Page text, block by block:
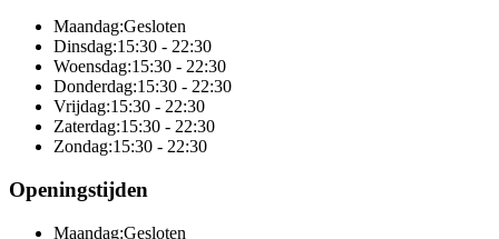
Maandag:Gesloten
Dinsdag:15:30 - 22:30
Woensdag:15:30 - 22:30
Donderdag:15:30 - 22:30
Vrijdag:15:30 - 22:30
Zaterdag:15:30 - 22:30
Zondag:15:30 - 22:30
Openingstijden
Maandag:Gesloten